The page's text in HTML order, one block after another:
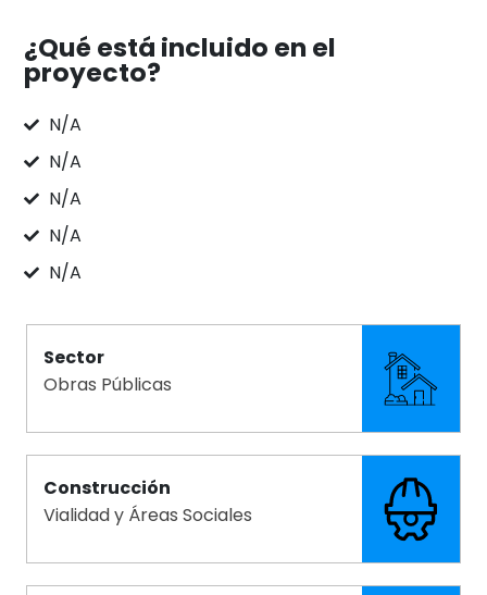
¿Qué está incluido en el
proyecto?
N/A
N/A
N/A
N/A
N/A
Sector
Obras Públicas
Construcción
Vialidad y Áreas Sociales